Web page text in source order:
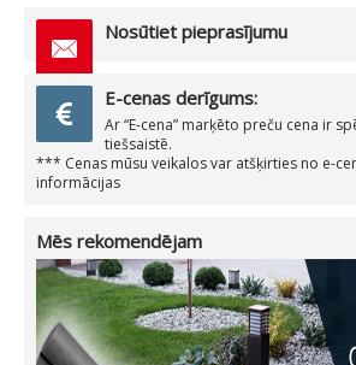
Nosūtiet pieprasījumu
E-cenas derīgums:
Ar “E-cena” marķēto preču cena ir
tiešsaistē.
*** Cenas mūsu veikalos var atšķirties no e-
informācijas
Mēs rekomendējam